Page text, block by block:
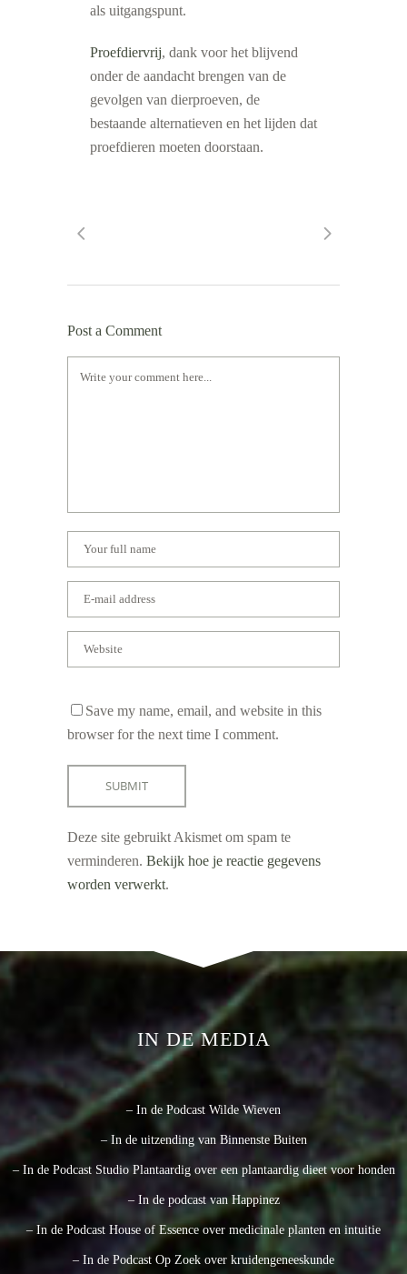
als uitgangspunt.
Proefdiervrij, dank voor het blijvend
onder de aandacht brengen van de
gevolgen van dierproeven, de
bestaande alternatieven en het lijden dat
proefdieren moeten doorstaan.
Post a Comment
Save my name, email, and website in this
browser for the next time I comment.
Deze site gebruikt Akismet om spam te
verminderen. Bekijk hoe je reactie gegevens
worden verwerkt.
IN DE MEDIA
– In de Podcast Wilde Wieven
– In de uitzending van Binnenste Buiten
– In de Podcast Studio Plantaardig over een plantaardig dieet voor honden
– In de podcast van Happinez
– In de Podcast House of Essence over medicinale planten en intuitie
– In de Podcast Op Zoek over kruidengeneeskunde